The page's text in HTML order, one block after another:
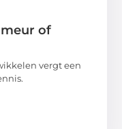
of
vergt een